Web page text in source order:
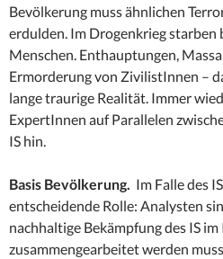
Bevölkerung muss ähnlichen
erdulden. Im Drogenkrieg starben
Menschen. Enthauptungen,
Ermorderung von ZivilistInnen –
lange traurige Realität. Immer
ExpertInnen auf Parallelen
IS hin.
Basis Bevölkerung. Im Falle des
entscheidende Rolle: Analysten
nachhaltige Bekämpfung des IS
zusammengearbeitet werden